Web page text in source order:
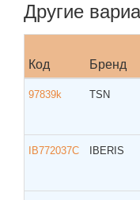
Другие
Код Бренд
97839k TSN
IB772037C IBERIS